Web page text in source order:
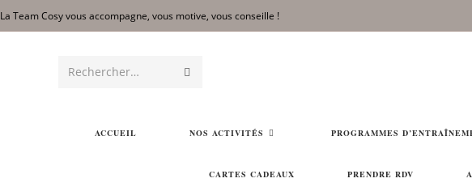
La Team Cosy vous accompagne, vous motive, vous conseille !
Rechercher…
ACCUEIL NOS ACTIVITÉS PROGRAMMES
CARTES CADEAUX PRENDRE RDV